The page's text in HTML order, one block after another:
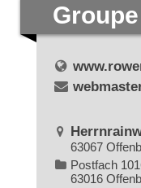
63067
Postfach
63016